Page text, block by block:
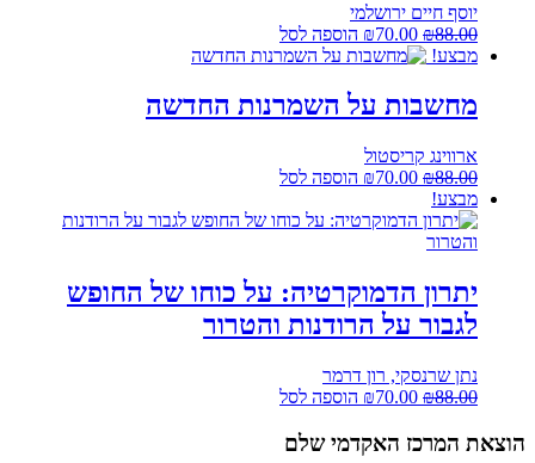
יוסף חיים ירושלמי
₪88.00
המחיר
המקורי
₪88.00.
₪70.00
המחיר
הנוכחי
₪70.00.
הוספה לסל
מבצע!
מחשבות על השמרנות החדשה
ארווינג קריסטול
₪88.00
המחיר
היה:
₪70.00
המחיר
הוא:
הוספה לסל
מבצע!
יתרון הדמוקרטיה: על כוחו של החופש
לגבור על הרודנות והטרור
נתן שרנסקי, רון דרמר
₪88.00
המחיר
היה:
₪70.00
המחיר
הוא:
הוספה לסל
הוצאת המרכז האקדמי שלם